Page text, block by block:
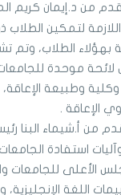
من د.إيمان
اللازمة لتمكين
بهؤلاء الطلاب،
لائحة موحدة
وطبيعة
الإعاقة .
من أ.شيماء البنا
استفادة
الأعلى للجامعات
اللغة الإنجليزية،